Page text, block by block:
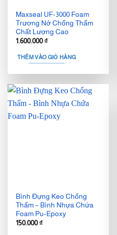
Maxseal UF-3000 Foam
Trương Nở Chống Thấm
Chất Lượng Cao
1.600.000₫
THÊM VÀO GIỎ HÀNG
Bình Đựng Keo Chống
Thấm – Bình Nhựa Chứa
Foam Pu-Epoxy
150.000₫